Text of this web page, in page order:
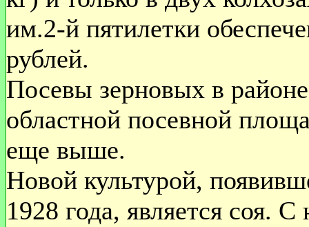
им.2-й пятилетки
рублей.
Посевы зерновых в
областной посевной
еще выше.
Новой культурой,
1928 года, является соя. С